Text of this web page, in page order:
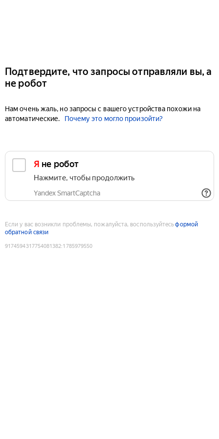
Подтвердите, что запросы отправляли вы, а
не робот
Нам очень жаль, но запросы с вашего устройства похожи на
автоматические.
Почему это могло произойти?
Я не робот
Нажмите, чтобы продолжить
Yandex SmartCaptcha
Если у вас возникли проблемы, пожалуйста, воспользуйтесьформой
обратной связи
9174594317754081382:1785979550